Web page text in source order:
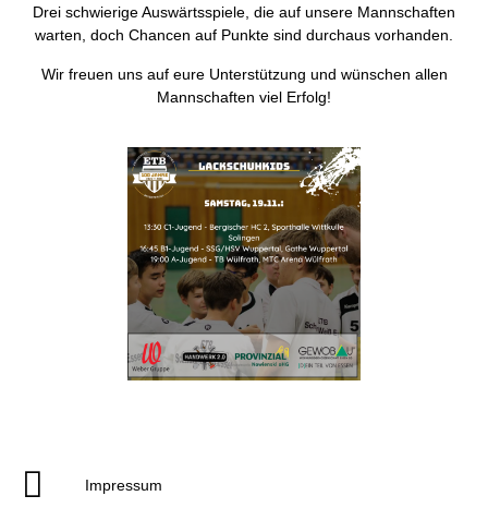
Drei schwierige Auswärtsspiele, die auf unsere Mannschaften
warten, doch Chancen auf Punkte sind durchaus vorhanden.
Wir freuen uns auf eure Unterstützung und wünschen allen
Mannschaften viel Erfolg!
Impressum